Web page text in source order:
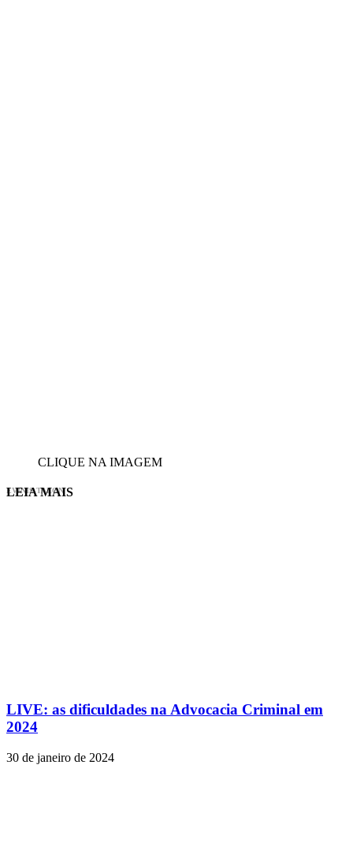
CLIQUE NA IMAGEM
EVINIS TALON
LEIA MAIS
LIVE: as dificuldades na Advocacia Criminal em
2024
30 de janeiro de 2024